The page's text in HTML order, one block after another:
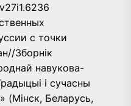
с точки
Зборнiк
навукова-
і сучасны
(Мiнск, Беларусь,